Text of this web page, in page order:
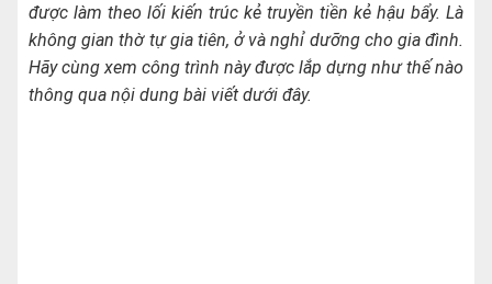
được làm theo lối kiến trúc kẻ truyền tiền kẻ hậu bẩy. Là
không gian thờ tự gia tiên, ở và nghỉ dưỡng cho gia đình.
Hãy cùng xem công trình này được lắp dựng như thế nào
thông qua nội dung bài viết dưới đây.